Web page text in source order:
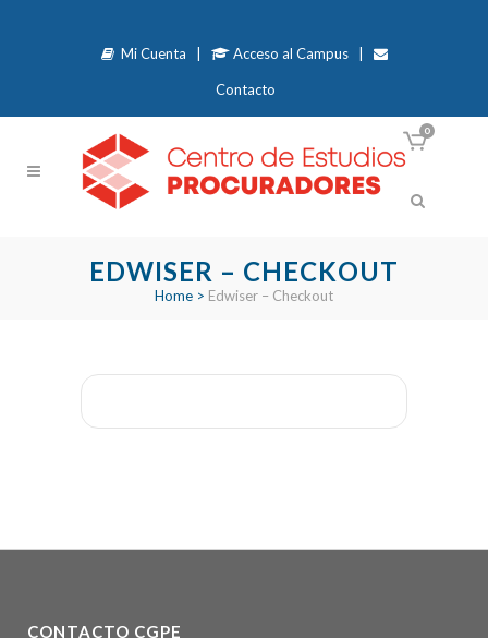
Mi Cuenta Acceso al Campus|
Contacto
0
EDWISER – CHECKOUT
Home > Edwiser – Checkout
CONTACTO CGPE